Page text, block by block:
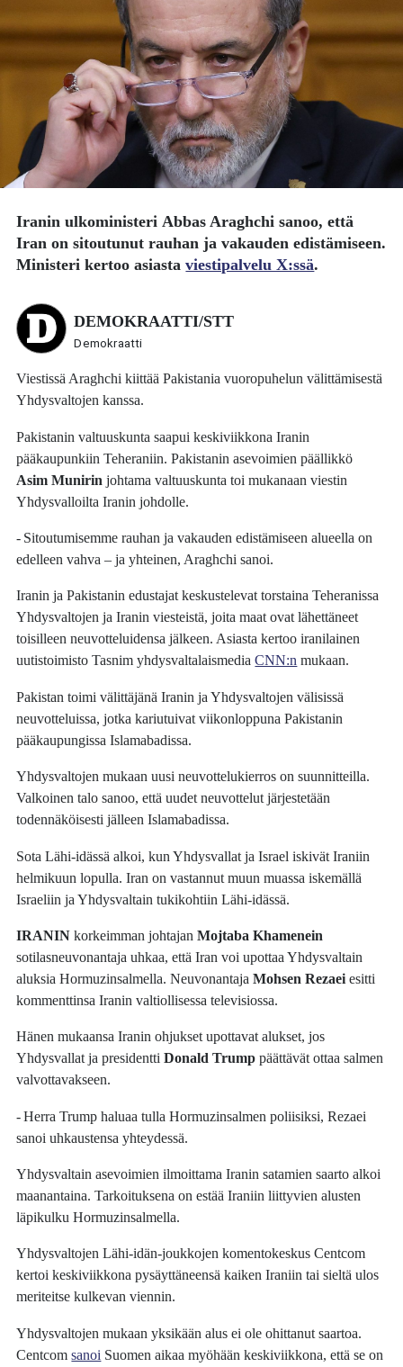
Iranin ulkoministeri Abbas Araghchisanoo, että
Iran on sitoutunut rauhan ja vakauden edistämiseen.
Ministeri kertoo asiastaviestipalvelu X:ssä.
DEMOKRAATTI/STT
Demokraatti
Viestissä Araghchi kiittää Pakistania vuoropuhelun välittämisestä
Yhdysvaltojen kanssa.
Pakistanin valtuuskunta saapui keskiviikkona Iranin
pääkaupunkiin Teheraniin. Pakistanin asevoimien päällikkö
Asim Munirin johtama valtuuskunta toi mukanaan viestin
Yhdysvalloilta Iranin johdolle.
- Sitoutumisemme rauhan ja vakauden edistämiseen alueella on
edelleen vahva – ja yhteinen, Araghchi sanoi.
Iranin ja Pakistanin edustajat keskustelevat torstaina Teheranissa
Yhdysvaltojen ja Iranin viesteistä, joita maat ovat lähettäneet
toisilleen neuvotteluidensa jälkeen. Asiasta kertoo iranilainen
uutistoimisto Tasnim yhdysvaltalaismediaCNN:n mukaan.
Pakistan toimi välittäjänä Iranin ja Yhdysvaltojen välisissä
neuvotteluissa, jotka kariutuivat viikonloppuna Pakistanin
pääkaupungissa Islamabadissa.
Yhdysvaltojen mukaan uusi neuvottelukierros on suunnitteilla.
Valkoinen talo sanoo, että uudet neuvottelut järjestetään
todennäköisesti jälleen Islamabadissa.
Sota Lähi-idässä alkoi, kun Yhdysvallat ja Israel iskivät Iraniin
helmikuun lopulla. Iran on vastannut muun muassa iskemällä
Israeliin ja Yhdysvaltain tukikohtiin Lähi-idässä.
IRANIN korkeimman johtajanMojtaba Khamenein
sotilasneuvonantaja uhkaa, että Iran voi upottaa Yhdysvaltain
aluksia Hormuzinsalmella. NeuvonantajaMohsen Rezaeiesitti
kommenttinsa Iranin valtiollisessa televisiossa.
Hänen mukaansa Iranin ohjukset upottavat alukset, jos
Yhdysvallat ja presidenttiDonald Trump päättävät ottaa salmen
valvottavakseen.
- Herra Trump haluaa tulla Hormuzinsalmen poliisiksi, Rezaei
sanoi uhkaustensa yhteydessä.
Yhdysvaltain asevoimien ilmoittama Iranin satamien saarto alkoi
maanantaina. Tarkoituksena on estää Iraniin liittyvien alusten
läpikulku Hormuzinsalmella.
Yhdysvaltojen Lähi-idän-joukkojen komentokeskus Centcom
kertoi keskiviikkona pysäyttäneensä kaiken Iraniin tai sieltä ulos
meriteitse kulkevan viennin.
Yhdysvaltojen mukaan yksikään alus ei ole ohittanut saartoa.
Centcomsanoi Suomen aikaa myöhään keskiviikkona, että se on